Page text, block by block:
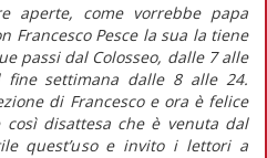
aperte, come vorrebbe papa
Francesco Pesce la sua la tiene
passi dal Colosseo, dalle 7 alle
settimana dalle 8 alle 24.
di Francesco e ora è felice
disattesa che è venuta dal
quest’uso e invito i lettori a